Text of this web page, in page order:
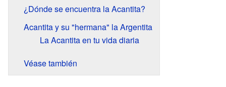
¿Dónde se encuentra la Acantita?
Acantita y su "hermana" la Argentita
La Acantita en tu vida diaria
Véase también